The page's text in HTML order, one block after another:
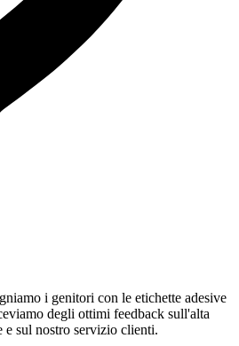
i genitori con le etichette adesive
degli ottimi feedback sull'alta
e sul nostro servizio clienti.